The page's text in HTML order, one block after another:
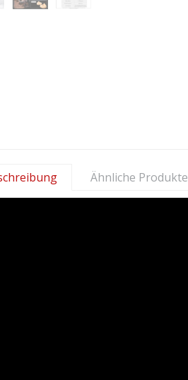
Ähnliche Produkte